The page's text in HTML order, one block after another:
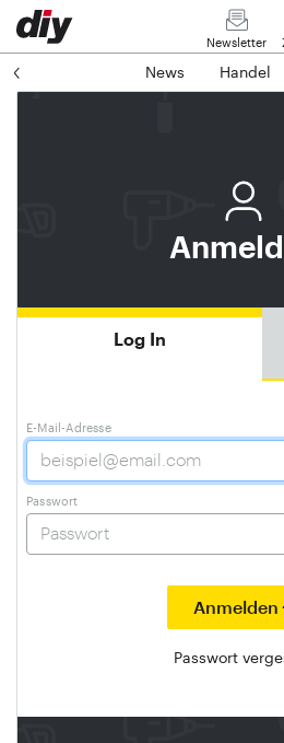
Newsletter
News Handel
Log In
E-Mail-Adresse
Passwort
Passwort